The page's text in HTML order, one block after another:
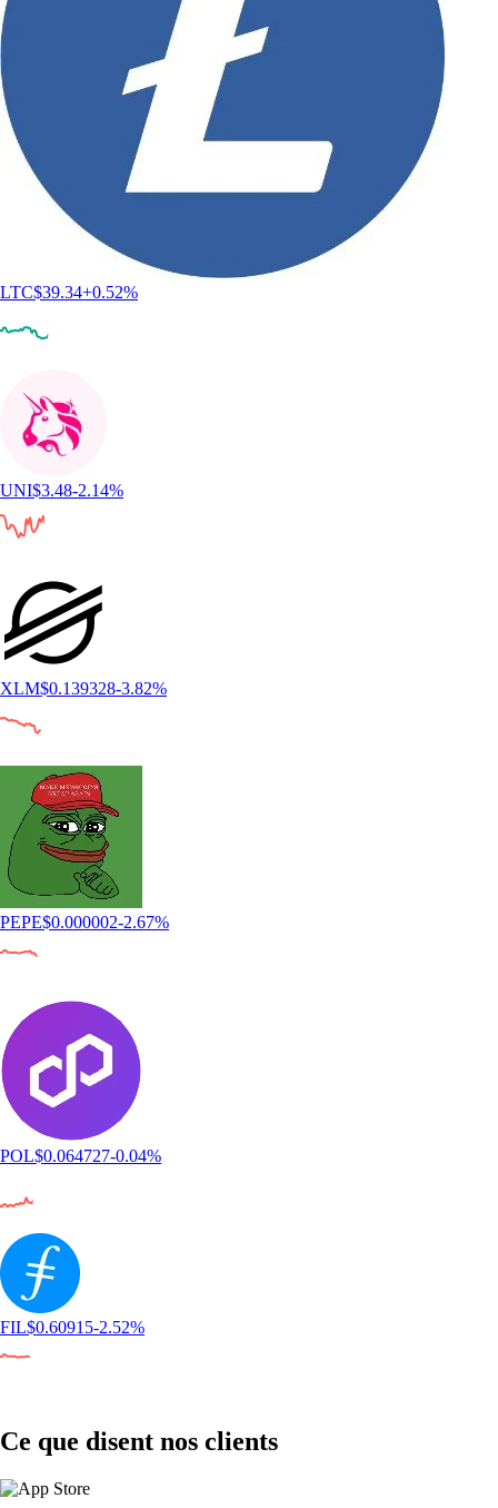
LTC$39.34+0.52%
UNI$3.48-2.14%
XLM$0.139328-3.82%
PEPE$0.000002-2.67%
POL$0.064727-0.04%
FIL$0.60915-2.52%
Ce que disent nos clients